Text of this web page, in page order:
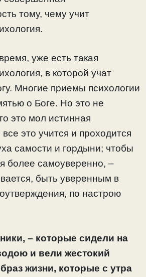
тому, чему учит
уже есть такая
в которой учат
Многие приемы психологии
о Боге. Но это не
это мол истинная
это учится и проходится
самости и гордыни; чтобы
более самоуверенно, –
быть уверенным в
по настрою
– которые сидели на
и вели жестокий
жизни, которые с утра